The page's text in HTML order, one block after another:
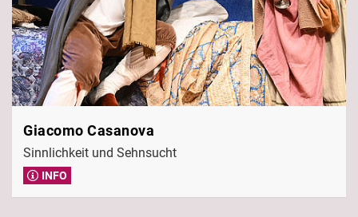
Giacomo Casanova
Sinnlichkeit und Sehnsucht
INFO